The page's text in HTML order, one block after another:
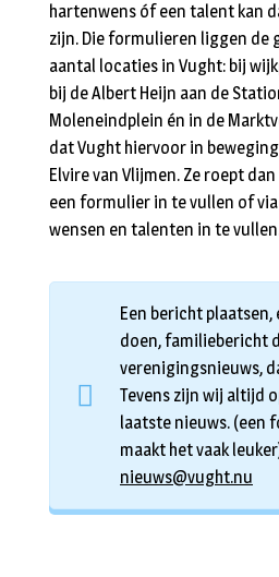
hartenwens óf een talent kan
zijn. Die formulieren liggen de
aantal locaties in Vught: bij
bij de Albert Heijn aan de
Moleneindplein én in de
dat Vught hiervoor in
Elvire van Vlijmen. Ze roept
een formulier in te vullen of via
wensen en talenten in te
Een bericht
doen, familiebericht
verenigingsnieuws,
Tevens zijn wij altijd
laatste nieuws. (een
maakt het vaak
nieuws@vught.nu